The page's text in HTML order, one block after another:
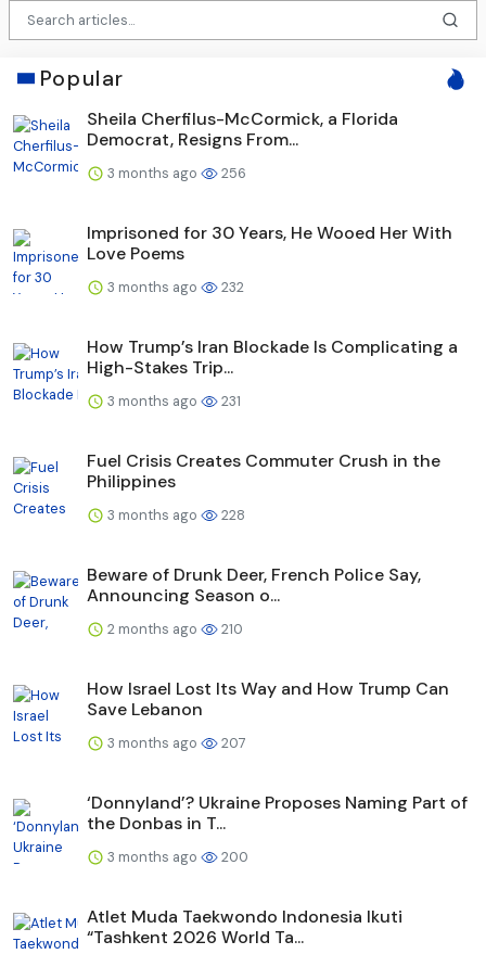
Popular
Sheila Cherfilus-McCormick, a Florida
Democrat, Resigns From...
3 months ago 256
Imprisoned for 30 Years, He Wooed Her With
Love Poems
3 months ago 232
How Trump’s Iran Blockade Is Complicating a
High-Stakes Trip...
3 months ago 231
Fuel Crisis Creates Commuter Crush in the
Philippines
3 months ago 228
Beware of Drunk Deer, French Police Say,
Announcing Season o...
2 months ago 210
How Israel Lost Its Way and How Trump Can
Save Lebanon
3 months ago 207
‘Donnyland’? Ukraine Proposes Naming Part of
the Donbas in T...
3 months ago 200
Atlet Muda Taekwondo Indonesia Ikuti
“Tashkent 2026 World Ta...